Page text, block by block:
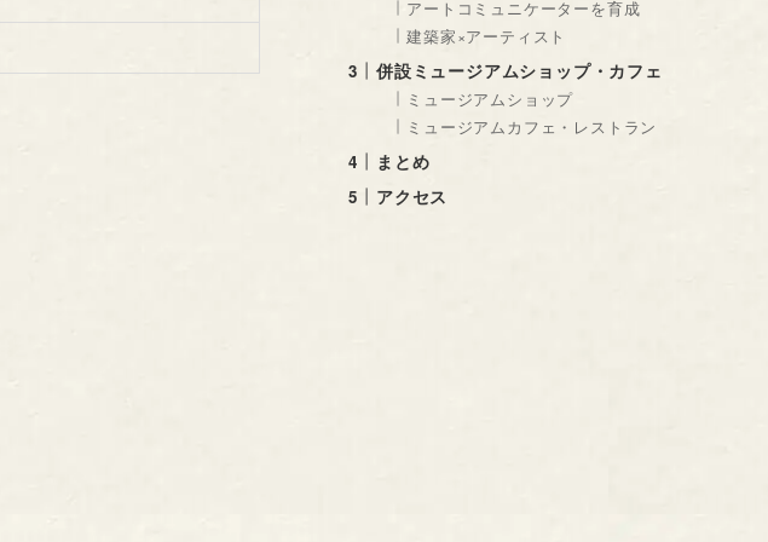
アートコミュニケーターを育成
建築家×アーティスト
併設ミュージアムショップ・カフェ
ミュージアムショップ
ミュージアムカフェ・レストラン
まとめ
アクセス